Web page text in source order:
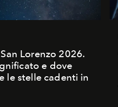
Lorenzo 2026.
e dove
le stelle cadenti in